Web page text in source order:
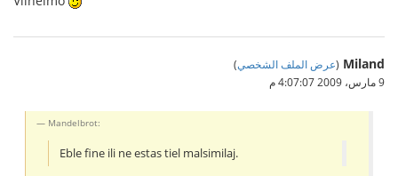
Miland
(عرض الملف الشخصي)
9 مارس، 2009 4:07:07 م
Mandelbrot:
Eble fine ili ne estas tiel malsimilaj.